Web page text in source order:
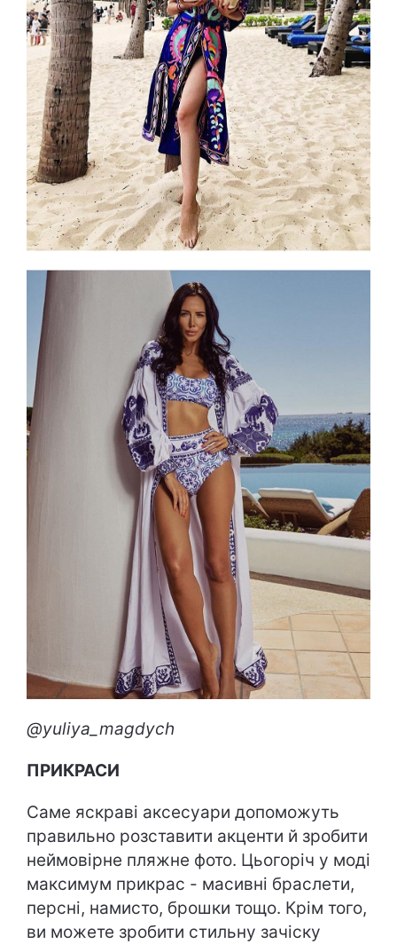
@yuliya_magdych
ПРИКРАСИ
Саме яскраві аксесуари допоможуть
правильно розставити акценти й зробити
неймовірне пляжне фото. Цьогоріч у моді
максимум прикрас - масивні браслети,
персні, намисто, брошки тощо. Крім того,
ви можете зробити стильну зачіску